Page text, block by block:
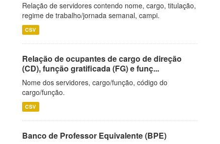
Relação de servidores contendo nome, cargo, titulação,
regime de trabalho/jornada semanal, campi.
CSV
Relação de ocupantes de cargo de direção
(CD), função gratificada (FG) e funç...
Nome dos servidores, cargo/função, código do
cargo/função.
CSV
Banco de Professor Equivalente (BPE)